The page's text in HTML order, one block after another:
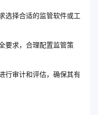
选择合适的监管软件或工
要求，合理配置监管策
行审计和评估，确保其有